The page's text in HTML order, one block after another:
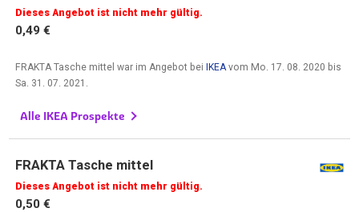
Dieses Angebot ist nicht mehr gültig.
0,49 €
FRAKTA Tasche mittel war im Angebot beiIKEA vom Mo. 17. 08. 2020 bis
Sa. 31. 07. 2021
Alle IKEA Prospekte
FRAKTA Tasche mittel
Dieses Angebot ist nicht mehr gültig.
0,50 €